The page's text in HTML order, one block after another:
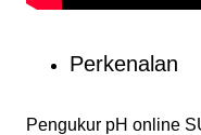
Perkenalan
Pengukur pH online